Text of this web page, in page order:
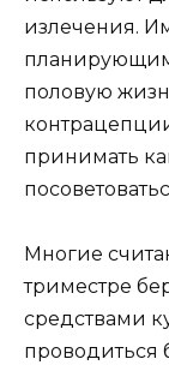
излечения.
половую
принимать
Многие
триместре
средствами
проводиться